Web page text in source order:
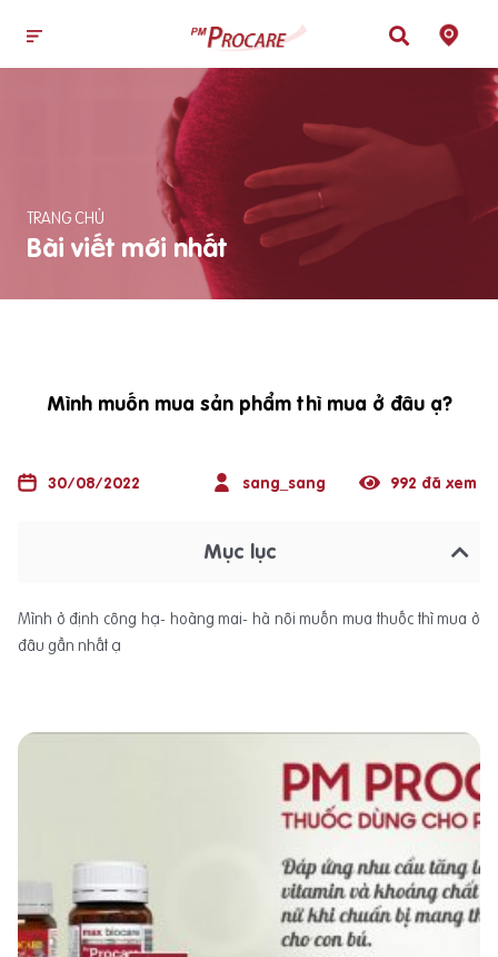
TRANG CHỦ
Bài viết mới nhất
Mình muốn mua sản phẩm thì mua ở đâu ạ?
30/08/2022 sang_sang 992 đã xem
Mục lục
Mình ở định công hạ- hoàng mai- hà nôi muốn mua thuốc thì mua ở
đâu gần nhất ạ